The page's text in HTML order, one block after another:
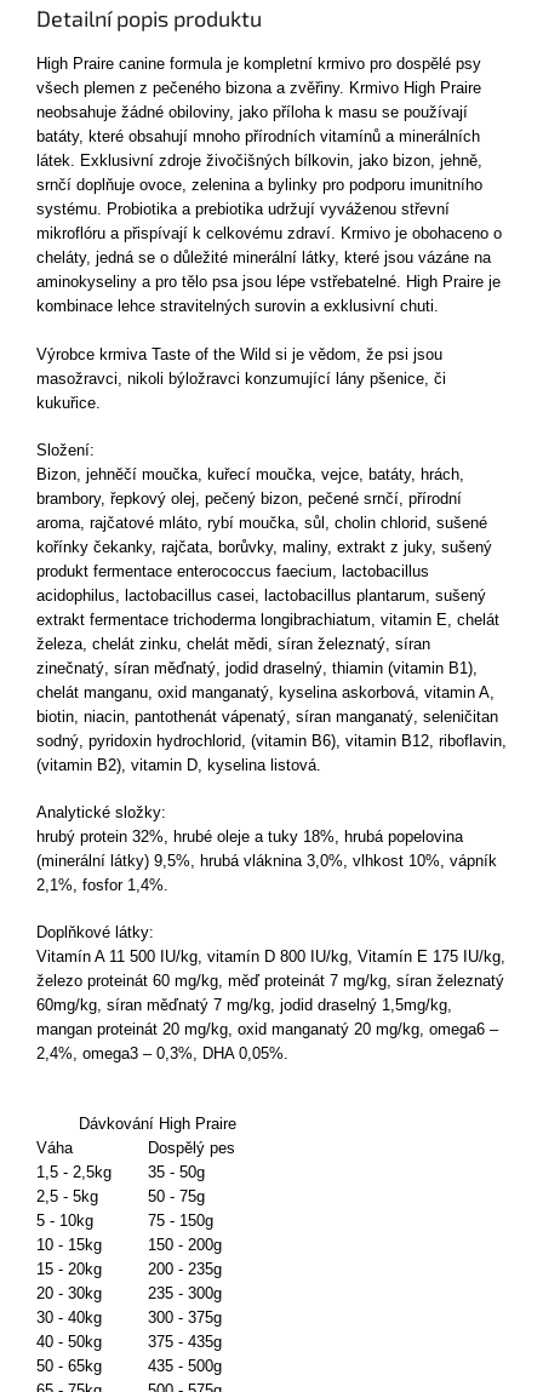
Detailní popis produktu
High Praire canine formula je kompletní krmivo pro dospělé psy
všech plemen z pečeného bizona a zvěřiny. Krmivo High Praire
neobsahuje žádné obiloviny, jako příloha k masu se používají
batáty, které obsahují mnoho přírodních vitamínů a minerálních
látek. Exklusivní zdroje živočišných bílkovin, jako bizon, jehně,
srnčí doplňuje ovoce, zelenina a bylinky pro podporu imunitního
systému. Probiotika a prebiotika udržují vyváženou střevní
mikroflóru a přispívají k celkovému zdraví. Krmivo je obohaceno o
cheláty, jedná se o důležité minerální látky, které jsou vázáne na
aminokyseliny a pro tělo psa jsou lépe vstřebatelné. High Praire je
kombinace lehce stravitelných surovin a exklusivní chuti.
Výrobce krmiva Taste of the Wild si je vědom, že psi jsou
masožravci, nikoli býložravci konzumující lány pšenice, či
kukuřice.
Složení:
Bizon, jehněčí moučka, kuřecí moučka, vejce, batáty, hrách,
brambory, řepkový olej, pečený bizon, pečené srnčí, přírodní
aroma, rajčatové mláto, rybí moučka, sůl, cholin chlorid, sušené
kořínky čekanky, rajčata, borůvky, maliny, extrakt z juky, sušený
produkt fermentace enterococcus faecium, lactobacillus
acidophilus, lactobacillus casei, lactobacillus plantarum, sušený
extrakt fermentace trichoderma longibrachiatum, vitamin E, chelát
železa, chelát zinku, chelát mědi, síran železnatý, síran
zinečnatý, síran měďnatý, jodid draselný, thiamin (vitamin B1),
chelát manganu, oxid manganatý, kyselina askorbová, vitamin A,
biotin, niacin, pantothenát vápenatý, síran manganatý, seleničitan
sodný, pyridoxin hydrochlorid, (vitamin B6), vitamin B12, riboflavin,
(vitamin B2), vitamin D, kyselina listová.
Analytické složky:
hrubý protein 32%, hrubé oleje a tuky 18%, hrubá popelovina
(minerální látky) 9,5%, hrubá vláknina 3,0%, vlhkost 10%, vápník
2,1%, fosfor 1,4%.
Doplňkové látky:
Vitamín A 11 500 IU/kg, vitamín D 800 IU/kg, Vitamín E 175 IU/kg,
železo proteinát 60 mg/kg, měď proteinát 7 mg/kg, síran železnatý
60mg/kg, síran měďnatý 7 mg/kg, jodid draselný 1,5mg/kg,
mangan proteinát 20 mg/kg, oxid manganatý 20 mg/kg, omega6 –
2,4%, omega3 – 0,3%, DHA 0,05%.
Dávkování High Praire
Váha
Dospělý pes
1,5 - 2,5kg
35 - 50g
2,5 - 5kg
50 - 75g
5 - 10kg
75 - 150g
10 - 15kg
150 - 200g
15 - 20kg
200 - 235g
20 - 30kg
235 - 300g
30 - 40kg
300 - 375g
40 - 50kg
375 - 435g
50 - 65kg
435 - 500g